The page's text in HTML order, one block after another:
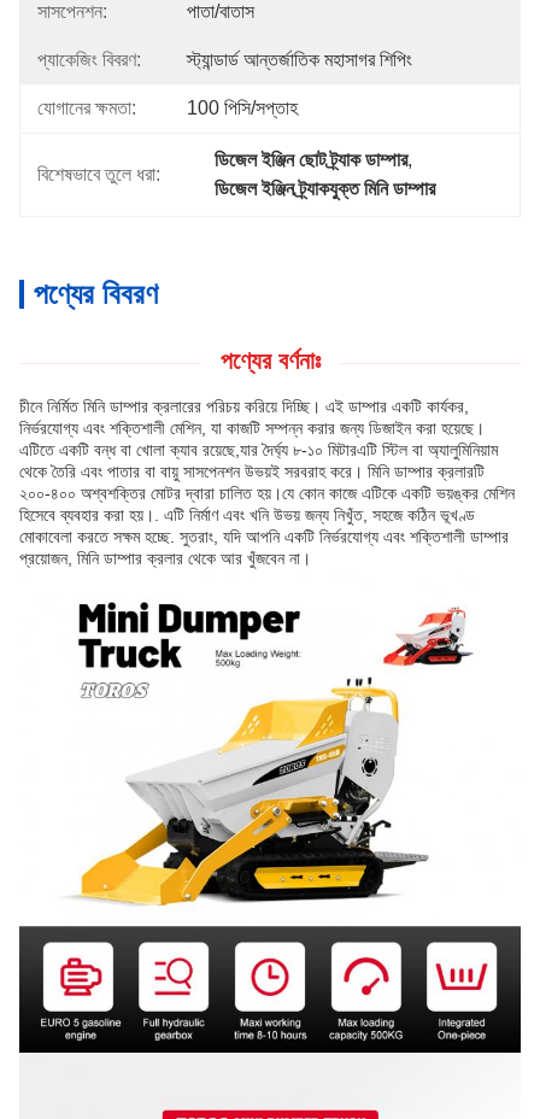
সাসপেনশন: পাতা/বাতাস
প্যাকেজিং বিবরণ: স্ট্যান্ডার্ড আন্তর্জাতিক মহাসাগর শিপিং
যোগানের ক্ষমতা: 100 পিসি/সপ্তাহ
বিশেষভাবে তুলে ধরা:
ডিজেল ইঞ্জিন ছোট ট্র্যাক ডাম্পার,
ডিজেল ইঞ্জিন ট্র্যাকযুক্ত মিনি ডাম্পার
পণ্যের বিবরণ
পণ্যের বর্ণনাঃ
চীনে নির্মিত মিনি ডাম্পার ক্রলারের পরিচয় করিয়ে দিচ্ছি। এই ডাম্পার একটি কার্যকর,
নির্ভরযোগ্য এবং শক্তিশালী মেশিন, যা কাজটি সম্পন্ন করার জন্য ডিজাইন করা হয়েছে।
এটিতে একটি বন্ধ বা খোলা ক্যাব রয়েছে,যার দৈর্ঘ্য ৮-১০ মিটারএটি স্টিল বা অ্যালুমিনিয়াম
থেকে তৈরি এবং পাতার বা বায়ু সাসপেনশন উভয়ই সরবরাহ করে। মিনি ডাম্পার ক্রলারটি
২০০-৪০০ অশ্বশক্তির মোটর দ্বারা চালিত হয়।যে কোন কাজে এটিকে একটি ভয়ঙ্কর মেশিন
হিসেবে ব্যবহার করা হয়।. এটি নির্মাণ এবং খনি উভয় জন্য নিখুঁত, সহজে কঠিন ভূখণ্ড
মোকাবেলা করতে সক্ষম হচ্ছে. সুতরাং, যদি আপনি একটি নির্ভরযোগ্য এবং শক্তিশালী ডাম্পার
প্রয়োজন, মিনি ডাম্পার ক্রলার থেকে আর খুঁজবেন না।